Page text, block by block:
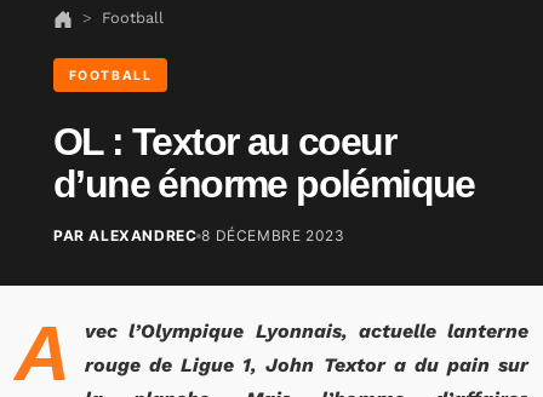
Football
FOOTBALL
OL : Textor au coeur
d’une énorme polémique
PAR ALEXANDREC 8 DÉCEMBRE 2023
A
vec l’Olympique Lyonnais, actuelle lanterne
rouge de Ligue 1, John Textor a du pain sur